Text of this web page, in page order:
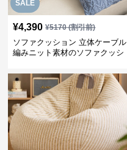
SALE
¥4,390 ¥5170(割引前)
ソファクッション 立体ケーブル
編みニット素材のソファクッシ